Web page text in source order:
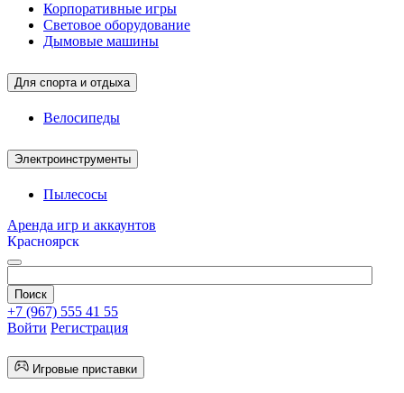
Корпоративные игры
Световое оборудование
Дымовые машины
Для спорта и отдыха
Велосипеды
Электроинструменты
Пылесосы
Аренда игр и аккаунтов
Красноярск
+7 (967) 555 41 55
Войти Регистрация
Игровые приставки